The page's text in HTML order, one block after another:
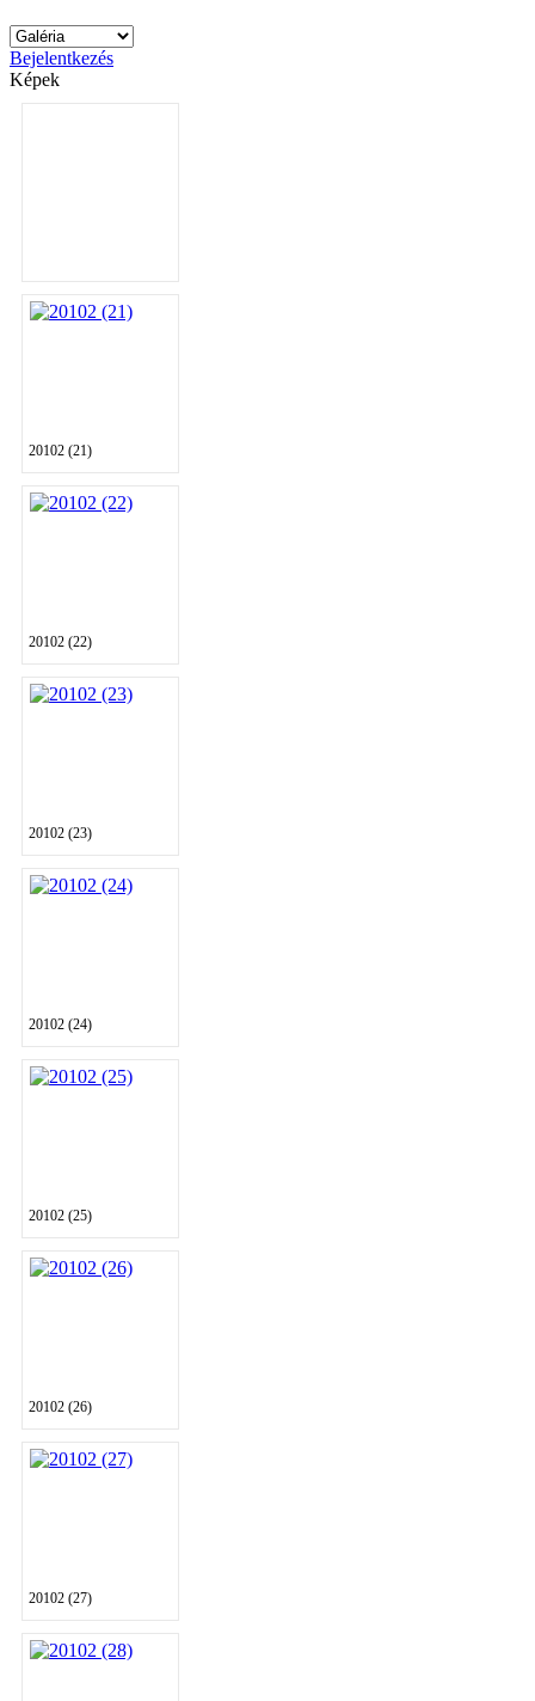
Bejelentkezés
Képek
20102 (21)
20102 (22)
20102 (23)
20102 (24)
20102 (25)
20102 (26)
20102 (27)